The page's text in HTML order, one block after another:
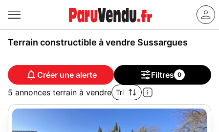
Terrain constructible à vendre Sussargues
Créer une alerte Filtres 0
5 annonces terrain à vendre Tri